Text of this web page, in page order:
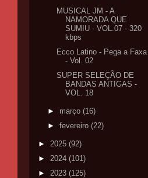
MUSICAL JM - A
NAMORADA QUE
SUMIU - VOL.07 - 320
kbps
Ecco Latino - Pega a Faxa
- Vol. 02
SUPER SELEÇÃO DE
BANDAS ANTIGAS -
VOL. 18
► março (16)
► fevereiro (22)
► 2025 (92)
► 2024 (101)
► 2023 (125)